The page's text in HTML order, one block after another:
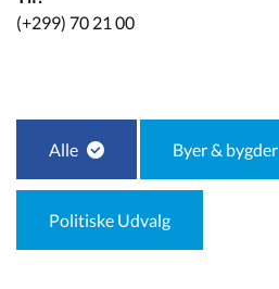
(+299) 70 21 00
Alle Byer & bygder
Politiske Udvalg